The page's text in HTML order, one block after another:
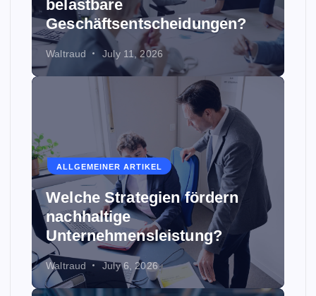
belastbare
Geschäftsentscheidungen?
Waltraud July 11, 2026
ALLGEMEINER ARTIKEL
Welche Strategien fördern
nachhaltige
Unternehmensleistung?
Waltraud July 6, 2026